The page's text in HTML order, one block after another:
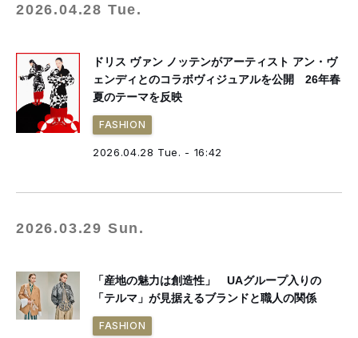
2026.04.28 Tue.
ドリス ヴァン ノッテンがアーティスト アン・ヴ
ェンディとのコラボヴィジュアルを公開 26年春
夏のテーマを反映
FASHION
2026.04.28 Tue. - 16:42
2026.03.29 Sun.
「産地の魅力は創造性」 UAグループ入りの
「テルマ」が見据えるブランドと職人の関係
FASHION